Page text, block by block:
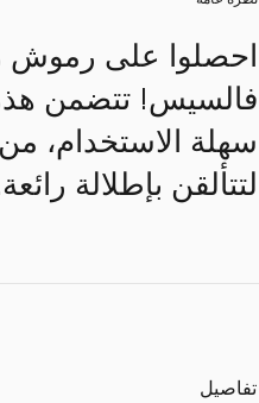
احصلوا على رموش
لتتألقن بإطلالة
تفاصيل